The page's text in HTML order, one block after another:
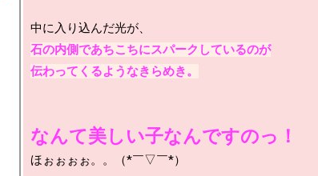
石の内側であちこちにスパークしているのが
伝わってくるようなきらめき。
なんて美しい子なんですのっ！
ほぉぉぉぉ。。（*￣▽￣*）